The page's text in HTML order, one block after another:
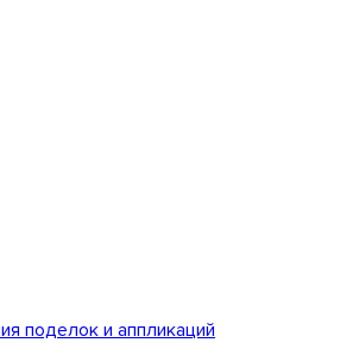
поделок и аппликаций